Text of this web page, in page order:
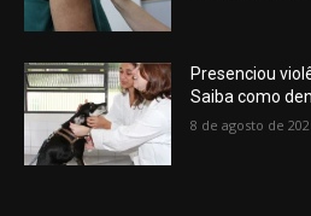
Presenciou
Saiba como
8 de agosto de